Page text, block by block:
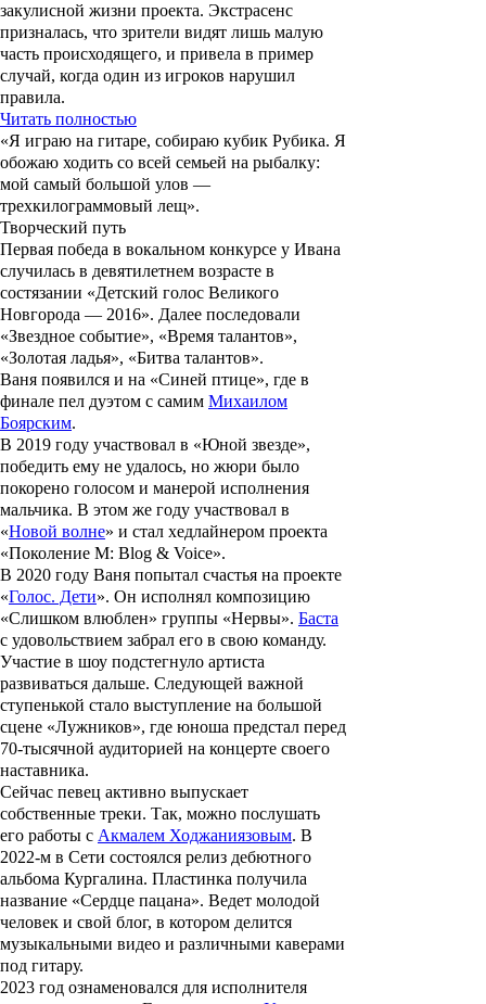
закулисной жизни проекта. Экстрасенс
призналась, что зрители видят лишь малую
часть происходящего, и привела в пример
случай, когда один из игроков нарушил
правила.
Читать полностью
«Я играю на гитаре, собираю кубик Рубика. Я
обожаю ходить со всей семьей на рыбалку:
мой самый большой улов —
трехкилограммовый лещ».
Творческий путь
Первая победа в вокальном конкурсе у Ивана
случилась в девятилетнем возрасте в
состязании «Детский голос Великого
Новгорода — 2016». Далее последовали
«Звездное событие», «Время талантов»,
«Золотая ладья», «Битва талантов».
Ваня появился и на «Синей птице», где в
финале пел дуэтом с самим Михаилом
Боярским.
В 2019 году участвовал в «Юной звезде»,
победить ему не удалось, но жюри было
покорено голосом и манерой исполнения
мальчика. В этом же году участвовал в
«Новой волне» и стал хедлайнером проекта
«Поколение М: Blog & Voice».
В 2020 году Ваня попытал счастья на проекте
«Голос. Дети». Он исполнял композицию
«Слишком влюблен» группы «Нервы». Баста
с удовольствием забрал его в свою команду.
Участие в шоу подстегнуло артиста
развиваться дальше. Следующей важной
ступенькой стало выступление на большой
сцене «Лужников», где юноша предстал перед
70-тысячной аудиторией на концерте своего
наставника.
Сейчас певец активно выпускает
собственные треки. Так, можно послушать
его работы с Акмалем Ходжаниязовым. В
2022-м в Сети состоялся релиз дебютного
альбома Кургалина. Пластинка получила
название «Сердце пацана». Ведет молодой
человек и свой блог, в котором делится
музыкальными видео и различными каверами
под гитару.
2023 год ознаменовался для исполнителя